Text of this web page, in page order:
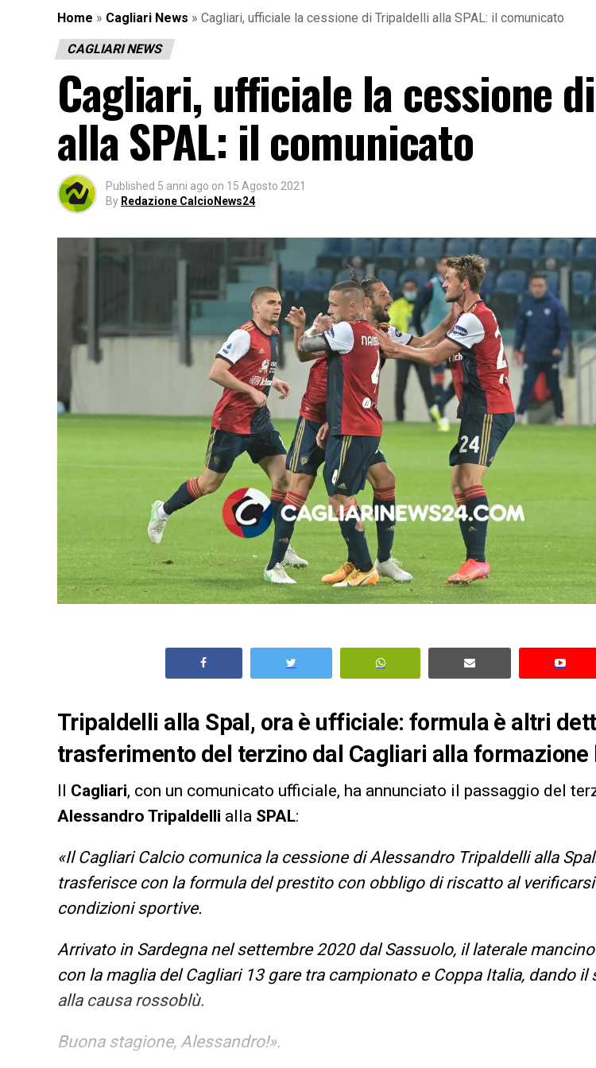
Home » Cagliari News » Cagliari, ufficiale la cessione di Tripaldelli alla SPAL: il comunicato
CAGLIARI NEWS
Cagliari, ufficiale la cessione
alla SPAL: il comunicato
Published 5 anni ago on 15 Agosto 2021
By Redazione CalcioNews24
Tripaldelli alla Spal, ora è ufficiale: formula è altri
trasferimento del terzino dal Cagliari alla formazione
Il Cagliari, con un comunicato ufficiale, ha annunciato il passaggio del
Alessandro Tripaldelli alla SPAL:
«Il Cagliari Calcio comunica la cessione di Alessandro Tripaldelli alla
trasferisce con la formula del prestito con obbligo di riscatto al
condizioni sportive.
Arrivato in Sardegna nel settembre 2020 dal Sassuolo, il laterale
con la maglia del Cagliari 13 gare tra campionato e Coppa Italia, dando
alla causa rossoblù.
Buona stagione, Alessandro!».